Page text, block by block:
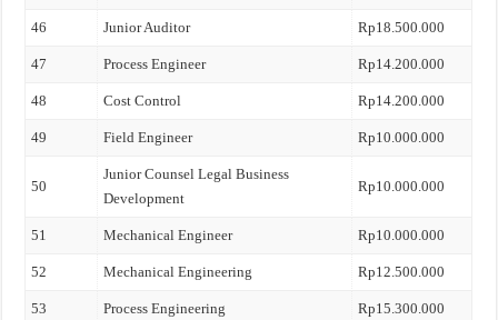
46 Junior Auditor Rp18.500.000
47 Process Engineer Rp14.200.000
48 Cost Control Rp14.200.000
49 Field Engineer Rp10.000.000
50
Junior Counsel Legal Business
Development
Rp10.000.000
51 Mechanical Engineer Rp10.000.000
52 Mechanical Engineering Rp12.500.000
53 Process Engineering Rp15.300.000